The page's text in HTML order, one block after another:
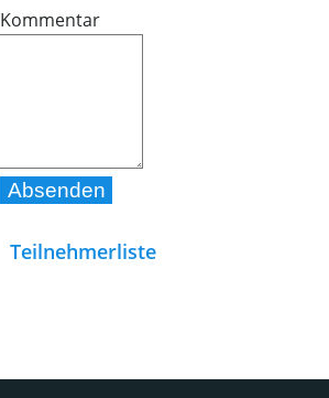
Kommentar
Teilnehmerliste